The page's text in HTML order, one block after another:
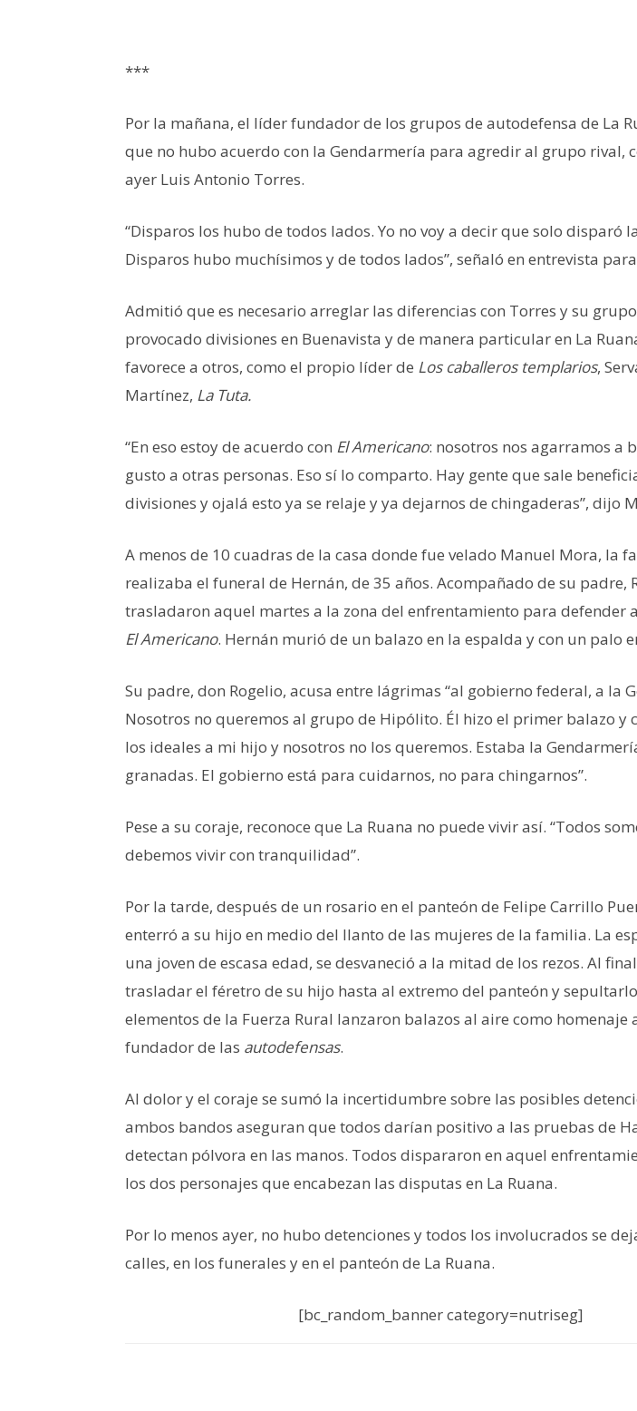
***
Por la mañana, el líder fundador de los grupos de autodefensa de La
que no hubo acuerdo con la Gendarmería para agredir al grupo rival,
ayer Luis Antonio Torres.
“Disparos los hubo de todos lados. Yo no voy a decir que solo disparó
Disparos hubo muchísimos y de todos lados”, señaló en entrevista
Admitió que es necesario arreglar las diferencias con Torres y su
provocado divisiones en Buenavista y de manera particular en La
favorece a otros, como el propio líder de Los caballeros templarios,
Martínez, La Tuta.
“En eso estoy de acuerdo con El Americano: nosotros nos agarramos a
gusto a otras personas. Eso sí lo comparto. Hay gente que sale
divisiones y ojalá esto ya se relaje y ya dejarnos de chingaderas”, dijo
A menos de 10 cuadras de la casa donde fue velado Manuel Mora, la
realizaba el funeral de Hernán, de 35 años. Acompañado de su padre,
trasladaron aquel martes a la zona del enfrentamiento para defender
El Americano. Hernán murió de un balazo en la espalda y con un palo
Su padre, don Rogelio, acusa entre lágrimas “al gobierno federal, a la
Nosotros no queremos al grupo de Hipólito. Él hizo el primer balazo y
los ideales a mi hijo y nosotros no los queremos. Estaba la
granadas. El gobierno está para cuidarnos, no para chingarnos”.
Pese a su coraje, reconoce que La Ruana no puede vivir así. “Todos
debemos vivir con tranquilidad”.
Por la tarde, después de un rosario en el panteón de Felipe Carrillo
enterró a su hijo en medio del llanto de las mujeres de la familia. La
una joven de escasa edad, se desvaneció a la mitad de los rezos. Al
trasladar el féretro de su hijo hasta al extremo del panteón y
elementos de la Fuerza Rural lanzaron balazos al aire como homenaje
fundador de las autodefensas.
Al dolor y el coraje se sumó la incertidumbre sobre las posibles
ambos bandos aseguran que todos darían positivo a las pruebas de
detectan pólvora en las manos. Todos dispararon en aquel
los dos personajes que encabezan las disputas en La Ruana.
Por lo menos ayer, no hubo detenciones y todos los involucrados se
calles, en los funerales y en el panteón de La Ruana.
[bc_random_banner category=nutriseg]